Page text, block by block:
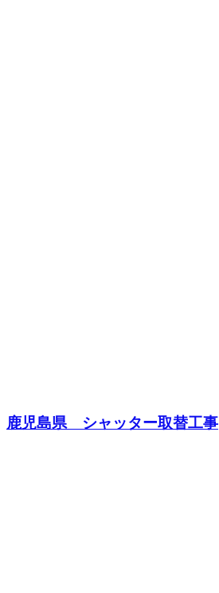
鹿児島県 シャッター取替工事